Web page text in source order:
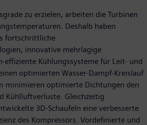
zu erzielen, arbeiten die Turbinen
Deshalb haben
fortschrittliche
innovative mehrlagige
effiziente Kühlungssysteme für Leit- und
optimierten Wasser-Dampf-Kreislauf
minimieren optimierte Dichtungen den
Kühlluftverluste. Gleichzeitig
3D-Schaufeln eine verbesserte
des Kompressors. Vordefinierte und